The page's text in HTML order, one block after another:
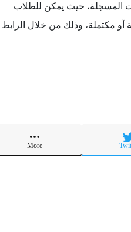
المسجلة، حيث يمكن للطلاب
أو مكتملة، وذلك من خلال الرابط
More